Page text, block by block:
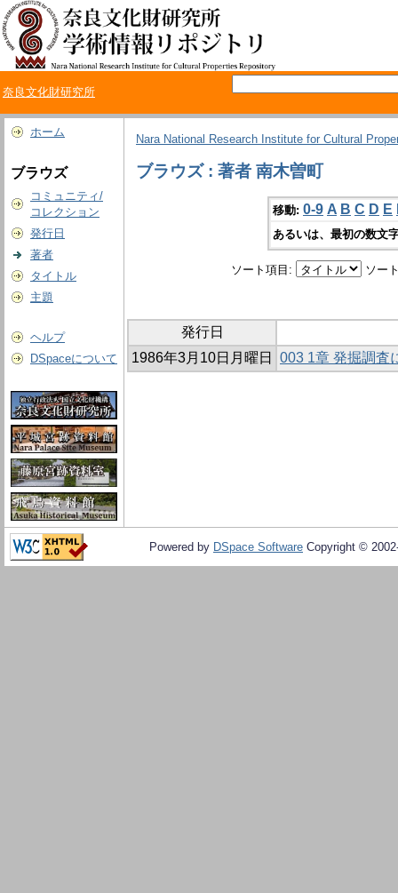
奈良文化財研究所
ホーム
ブラウズ
コミュニティ/
コレクション
発行日
著者
タイトル
主題
ヘルプ
DSpaceについて
Nara National Research Institute for Cultural
ブラウズ : 著者 南木曽町
移動: 0-9 A B C D E
あるいは、最初の数文
ソート項目: ソー
発行日
1986年3月10日月曜日
003 1章 発掘調査
Powered by DSpace Software Copyright ©